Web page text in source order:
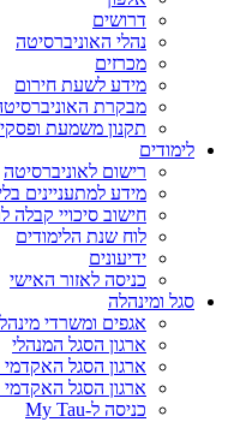
דרושים
נהלי האוניברסיטה
מכרזים
מידע לשעת חירום
מבקרת
תקנון משמעת ופסקי
לימודים
רישום לאוניברסיטה
מידע למתעניינים
חישוב סיכויי קבלה
לוח שנת הלימודים
ידיעונים
כניסה לאזור האישי
סגל ומינהלה
אגפים ומשרדי
ארגון הסגל המנהלי
ארגון הסגל האקדמי
ארגון הסגל האקדמי
כניסה ל-My Tau